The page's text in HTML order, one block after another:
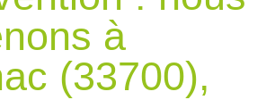
à
(33700),